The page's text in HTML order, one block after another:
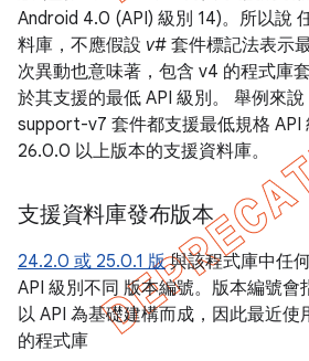
Android 4.0 (API) 級別 14)。所以說
料庫，不應假設 v# 套件標記法表示
次異動也意味著，包含 v4 的程式庫
於其支援的最低 API 級別。 舉例來
support-v7 套件都支援最低規格 API
26.0.0 以上版本的支援資料庫。
支援資料庫發布版本
24.2.0 或 25.0.1 版與該程式庫中任
API 級別不同 版本編號。版本編號會
以 API 為基礎建構而成，因此最近使
的程式庫